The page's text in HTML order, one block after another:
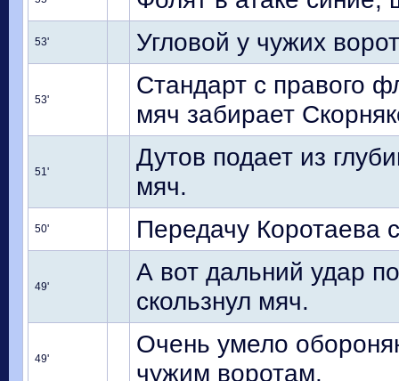
53' Угловой у чужих
53'
Стандарт с правого
мяч забирает
51'
Дутов подает из
мяч.
50' Передачу Коротаева
49'
А вот дальний удар
скользнул мяч.
49'
Очень умело
чужим воротам.